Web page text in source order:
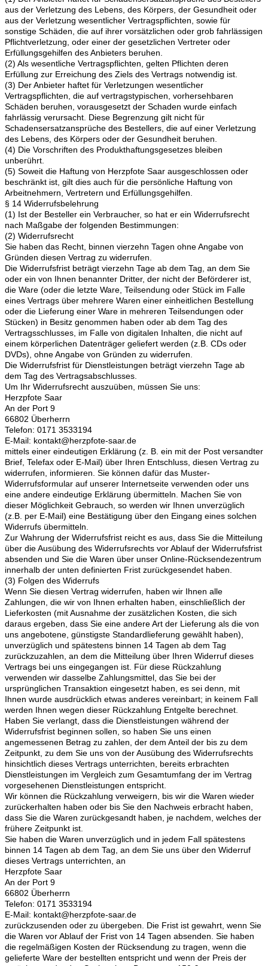
aus der Verletzung des Lebens, des Körpers, der Gesundheit oder
aus der Verletzung wesentlicher Vertragspflichten, sowie für
sonstige Schäden, die auf ihrer vorsätzlichen oder grob fahrlässigen
Pflichtverletzung, oder einer der gesetzlichen Vertreter oder
Erfüllungsgehilfen des Anbieters beruhen.
(2) Als wesentliche Vertragspflichten, gelten Pflichten deren
Erfüllung zur Erreichung des Ziels des Vertrags notwendig ist.
(3) Der Anbieter haftet für Verletzungen wesentlicher
Vertragspflichten, die auf vertragstypischen, vorhersehbaren
Schäden beruhen, vorausgesetzt der Schaden wurde einfach
fahrlässig verursacht. Diese Begrenzung gilt nicht für
Schadensersatzansprüche des Bestellers, die auf einer Verletzung
des Lebens, des Körpers oder der Gesundheit beruhen.
(4) Die Vorschriften des Produkthaftungsgesetzes bleiben
unberührt.
(5) Soweit die Haftung von Herzpfote Saar ausgeschlossen oder
beschränkt ist, gilt dies auch für die persönliche Haftung von
Arbeitnehmern, Vertretern und Erfüllungsgehilfen.
§ 14 Widerrufsbelehrung
(1) Ist der Besteller ein Verbraucher, so hat er ein Widerrufsrecht
nach Maßgabe der folgenden Bestimmungen:
(2) Widerrufsrecht
Sie haben das Recht, binnen vierzehn Tagen ohne Angabe von
Gründen diesen Vertrag zu widerrufen.
Die Widerrufsfrist beträgt vierzehn Tage ab dem Tag, an dem Sie
oder ein von Ihnen benannter Dritter, der nicht der Beförderer ist,
die Ware (oder die letzte Ware, Teilsendung oder Stück im Falle
eines Vertrags über mehrere Waren einer einheitlichen Bestellung
oder die Lieferung einer Ware in mehreren Teilsendungen oder
Stücken) in Besitz genommen haben oder ab dem Tag des
Vertragsschlusses, im Falle von digitalen Inhalten, die nicht auf
einem körperlichen Datenträger geliefert werden (z.B. CDs oder
DVDs), ohne Angabe von Gründen zu widerrufen.
Die Widerrufsfrist für Dienstleistungen beträgt vierzehn Tage ab
dem Tag des Vertragsabschlusses.
Um Ihr Widerrufsrecht auszuüben, müssen Sie uns:
Herzpfote Saar
An der Port 9
66802 Überherrn
Telefon: 0171 3533194
E-Mail: kontakt@herzpfote-saar.de
mittels einer eindeutigen Erklärung (z. B. ein mit der Post versandter
Brief, Telefax oder E-Mail) über Ihren Entschluss, diesen Vertrag zu
widerrufen, informieren. Sie können dafür das Muster-
Widerrufsformular auf unserer Internetseite verwenden oder uns
eine andere eindeutige Erklärung übermitteln. Machen Sie von
dieser Möglichkeit Gebrauch, so werden wir Ihnen unverzüglich
(z.B. per E-Mail) eine Bestätigung über den Eingang eines solchen
Widerrufs übermitteln.
Zur Wahrung der Widerrufsfrist reicht es aus, dass Sie die Mitteilung
über die Ausübung des Widerrufsrechts vor Ablauf der Widerrufsfrist
absenden und Sie die Waren über unser Online-Rücksendezentrum
innerhalb der unten definierten Frist zurückgesendet haben.
(3) Folgen des Widerrufs
Wenn Sie diesen Vertrag widerrufen, haben wir Ihnen alle
Zahlungen, die wir von Ihnen erhalten haben, einschließlich der
Lieferkosten (mit Ausnahme der zusätzlichen Kosten, die sich
daraus ergeben, dass Sie eine andere Art der Lieferung als die von
uns angebotene, günstigste Standardlieferung gewählt haben),
unverzüglich und spätestens binnen 14 Tagen ab dem Tag
zurückzuzahlen, an dem die Mitteilung über Ihren Widerruf dieses
Vertrags bei uns eingegangen ist. Für diese Rückzahlung
verwenden wir dasselbe Zahlungsmittel, das Sie bei der
ursprünglichen Transaktion eingesetzt haben, es sei denn, mit
Ihnen wurde ausdrücklich etwas anderes vereinbart; in keinem Fall
werden Ihnen wegen dieser Rückzahlung Entgelte berechnet.
Haben Sie verlangt, dass die Dienstleistungen während der
Widerrufsfrist beginnen sollen, so haben Sie uns einen
angemessenen Betrag zu zahlen, der dem Anteil der bis zu dem
Zeitpunkt, zu dem Sie uns von der Ausübung des Widerrufsrechts
hinsichtlich dieses Vertrags unterrichten, bereits erbrachten
Dienstleistungen im Vergleich zum Gesamtumfang der im Vertrag
vorgesehenen Dienstleistungen entspricht.
Wir können die Rückzahlung verweigern, bis wir die Waren wieder
zurückerhalten haben oder bis Sie den Nachweis erbracht haben,
dass Sie die Waren zurückgesandt haben, je nachdem, welches der
frühere Zeitpunkt ist.
Sie haben die Waren unverzüglich und in jedem Fall spätestens
binnen 14 Tagen ab dem Tag, an dem Sie uns über den Widerruf
dieses Vertrags unterrichten, an
Herzpfote Saar
An der Port 9
66802 Überherrn
Telefon: 0171 3533194
E-Mail: kontakt@herzpfote-saar.de
zurückzusenden oder zu übergeben. Die Frist ist gewahrt, wenn Sie
die Waren vor Ablauf der Frist von 14 Tagen absenden. Sie haben
die regelmäßigen Kosten der Rücksendung zu tragen, wenn die
gelieferte Ware der bestellten entspricht und wenn der Preis der